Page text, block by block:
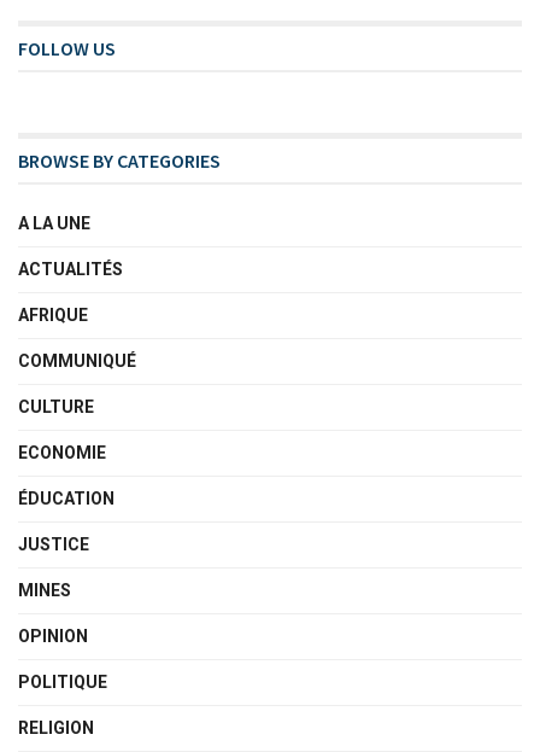
FOLLOW US
BROWSE BY CATEGORIES
A LA UNE
ACTUALITÉS
AFRIQUE
COMMUNIQUÉ
CULTURE
ECONOMIE
ÉDUCATION
JUSTICE
MINES
OPINION
POLITIQUE
RELIGION